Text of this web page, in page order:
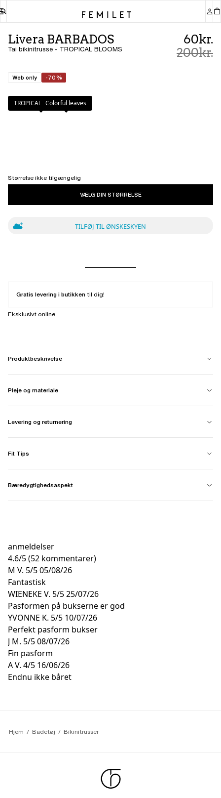
Livera BARBADOS
Tai bikinitrusse - TROPICAL BLOOMS
60kr.
200kr.
Web only -70%
Farve:TROPICAL BLOOMS
TROPICAL BLOOMSColorful leaves
Størrelse ikke tilgængelig
VÆLG DIN STØRRELSE
TILFØJ TIL ØNSKESKYEN
Gratis levering i butikken til dig!
Eksklusivt online
Produktbeskrivelse
Pleje og materiale
Levering og returnering
Fit Tips
Bæredygtighedsaspekt
anmeldelser
4.6/5(52 kommentarer)
M V. 5/505/08/26
Fantastisk
WIENEKE V. 5/525/07/26
Pasformen på bukserne er god
YVONNE K. 5/5 10/07/26
Perfekt pasform bukser
J M. 5/508/07/26
Fin pasform
A V. 4/5 16/06/26
Endnu ikke båret
Hjem Badetøj Bikinitrusser